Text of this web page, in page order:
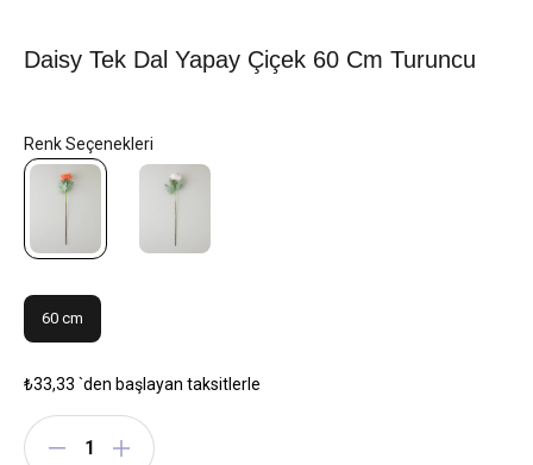
Daisy Tek Dal Yapay Çiçek 60 Cm Turuncu
60 cm
₺33,33 `den başlayan taksitlerle